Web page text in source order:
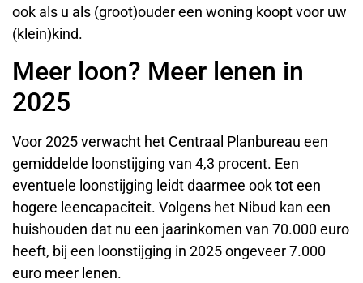
ook als u als (groot)ouder een woning koopt voor uw
(klein)kind.
Meer loon? Meer lenen in
2025
Voor 2025 verwacht het Centraal Planbureau een
gemiddelde loonstijging van 4,3 procent. Een
eventuele loonstijging leidt daarmee ook tot een
hogere leencapaciteit. Volgens het Nibud kan een
huishouden dat nu een jaarinkomen van 70.000 euro
heeft, bij een loonstijging in 2025 ongeveer 7.000
euro meer lenen.